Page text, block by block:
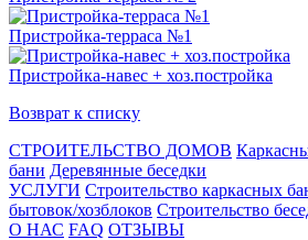
Пристройка-терраса №1
Пристройка-навес + хоз.постройка
Возврат к списку
СТРОИТЕЛЬСТВО ДОМОВ
бани Деревянные беседки
УСЛУГИ Строительство каркасных
бытовок/хозблоков Строительство
О НАС FAQ ОТЗЫВЫ